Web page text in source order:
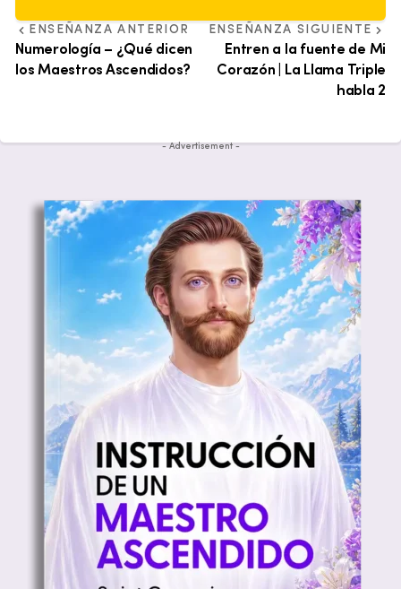
ENSEÑANZA ANTERIOR
Numerología – ¿Qué dicen
los Maestros Ascendidos?
ENSEÑANZA SIGUIENTE
Entren a la fuente de Mi
Corazón | La Llama Triple
habla 2
- Advertisement -